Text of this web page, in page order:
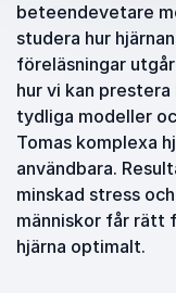
beteendevetare
studera hur
föreläsningar
hur vi kan
tydliga modeller
Tomas komplexa
användbara.
minskad stress
människor får rätt
hjärna optimalt.